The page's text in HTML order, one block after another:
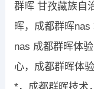
群晖 甘孜藏族自
晖，成都群晖
nas 成都群晖体
心，成都群晖体